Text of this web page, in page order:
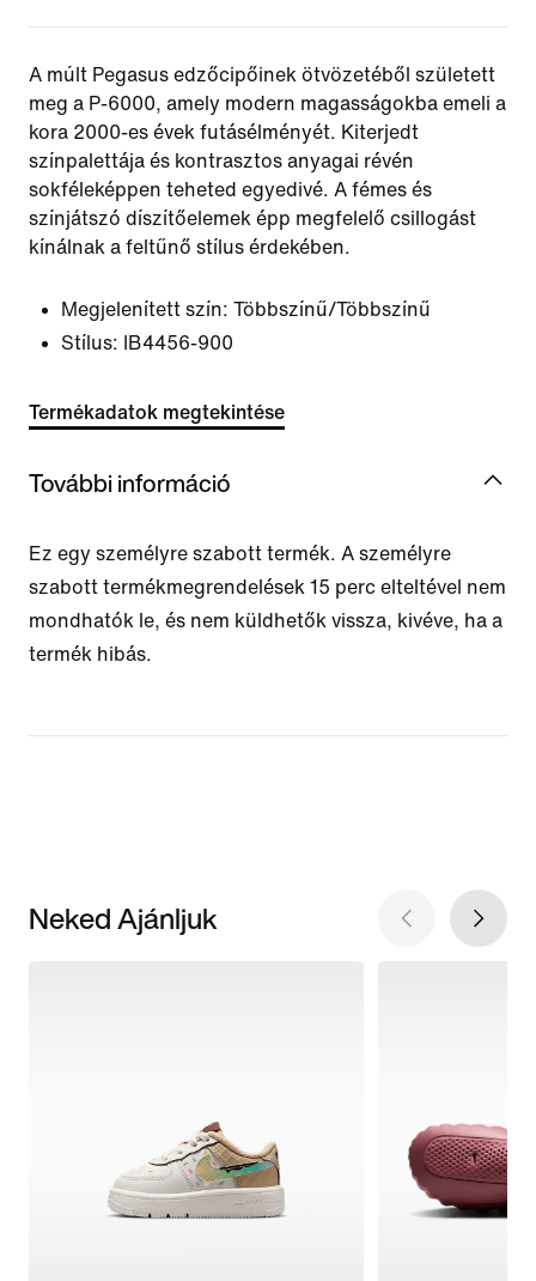
A múlt Pegasus edzőcipőinek ötvözetéből született
meg a P-6000, amely modern magasságokba emeli a
kora 2000-es évek futásélményét. Kiterjedt
színpalettája és kontrasztos anyagai révén
sokféleképpen teheted egyedivé. A fémes és
színjátszó díszítőelemek épp megfelelő csillogást
kínálnak a feltűnő stílus érdekében.
Megjelenített szín: Többszínű/Többszínű
Stílus:
IB4456-900
Termékadatok megtekintése
További információ
Ez egy személyre szabott termék. A személyre
szabott termékmegrendelések 15 perc elteltével nem
mondhatók le, és nem küldhetők vissza, kivéve, ha a
termék hibás.
Neked Ajánljuk